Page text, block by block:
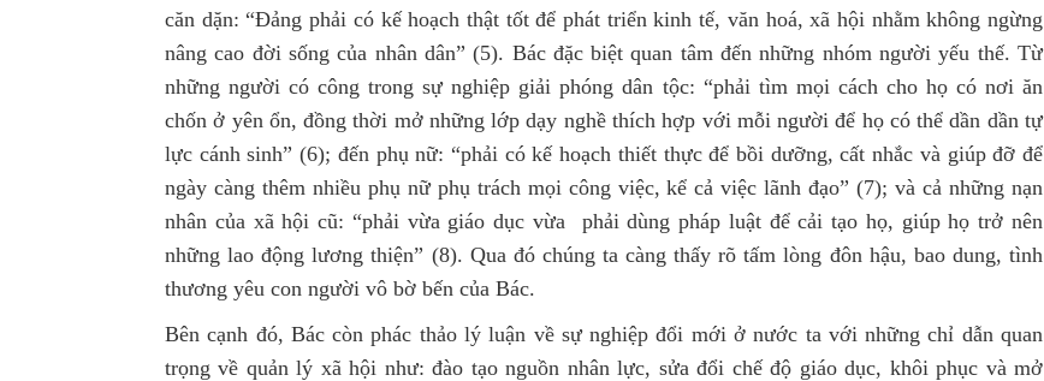
căn dặn: “Đảng phải có kế hoạch thật tốt để phát triển kinh tế, văn hoá, xã hội nhằm không ngừng
nâng cao đời sống của nhân dân” (5). Bác đặc biệt quan tâm đến những nhóm người yếu thế. Từ
những người có công trong sự nghiệp giải phóng dân tộc: “phải tìm mọi cách cho họ có nơi ăn
chốn ở yên ổn, đồng thời mở những lớp dạy nghề thích hợp với mỗi người để họ có thể dần dần tự
lực cánh sinh” (6); đến phụ nữ: “phải có kế hoạch thiết thực để bồi dưỡng, cất nhắc và giúp đỡ để
ngày càng thêm nhiều phụ nữ phụ trách mọi công việc, kể cả việc lãnh đạo” (7); và cả những nạn
nhân của xã hội cũ: “phải vừa giáo dục vừa
phải dùng pháp luật để cải tạo họ, giúp họ trở nên
những lao động lương thiện” (8). Qua đó chúng ta càng thấy rõ tấm lòng đôn hậu, bao dung, tình
thương yêu con người vô bờ bến của Bác.
Bên cạnh đó, Bác còn phác thảo lý luận về sự nghiệp đổi mới ở nước ta với những chỉ dẫn quan
trọng về quản lý xã hội như: đào tạo nguồn nhân lực, sửa đổi chế độ giáo dục, khôi phục và mở